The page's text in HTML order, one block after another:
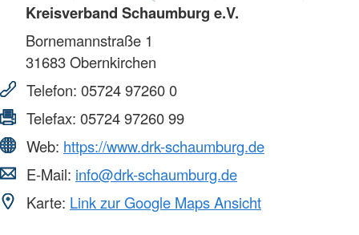
Kreisverband Schaumburg e.V.
Bornemannstraße 1
31683Obernkirchen
Telefon: 05724 97260 0
Telefax: 05724 97260 99
Web: https://www.drk-schaumburg.de
E-Mail: info@drk-schaumburg.de
Karte: Link zur Google Maps Ansicht